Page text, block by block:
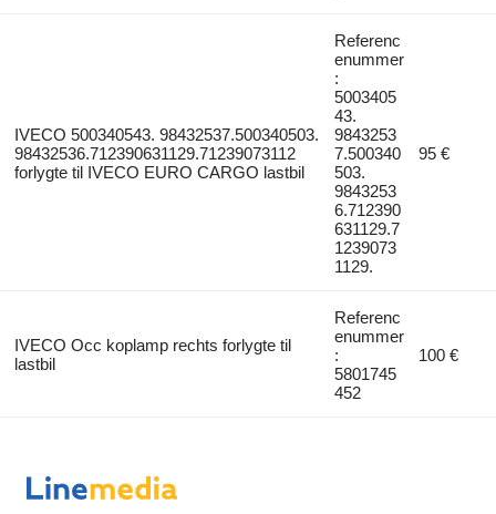
IVECO 500340543. 98432537.500340503.
98432536.712390631129.71239073112
forlygte til IVECO EURO CARGO lastbil
Referenc
enummer
:
5003405
43.
9843253
7.500340
503.
9843253
6.712390
631129.7
1239073
1129.
95 €
IVECO Occ koplamp rechts forlygte til
lastbil
Referenc
enummer
:
5801745
452
100 €